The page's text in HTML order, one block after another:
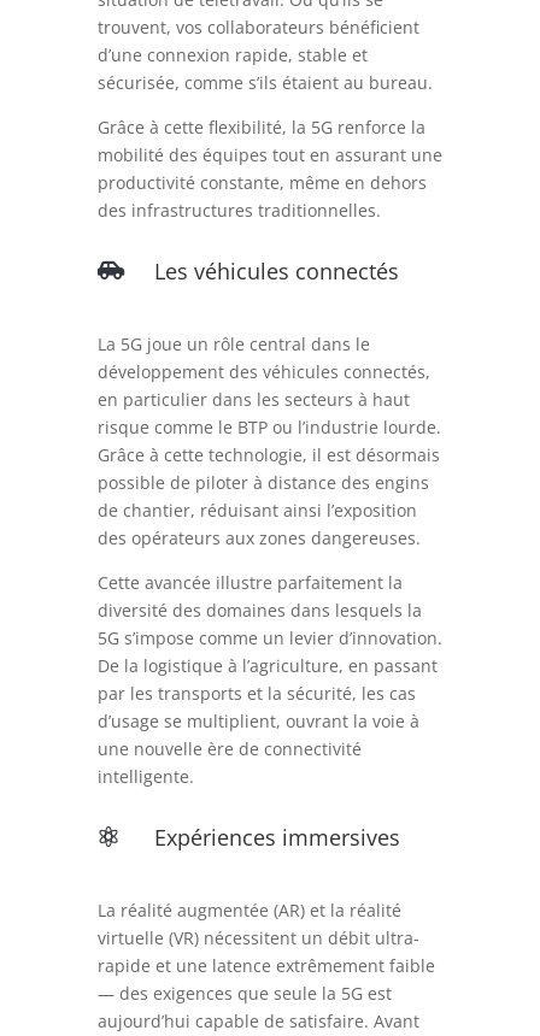
trouvent, vos collaborateurs bénéficient
d’une connexion rapide, stable et
sécurisée, comme s’ils étaient au bureau.
Grâce à cette flexibilité, la 5G renforce la
mobilité des équipes tout en assurant une
productivité constante, même en dehors
des infrastructures traditionnelles.
 Les véhicules connectés
La 5G joue un rôle central dans le
développement des véhicules connectés,
en particulier dans les secteurs à haut
risque comme le BTP ou l’industrie lourde.
Grâce à cette technologie, il est désormais
possible de piloter à distance des engins
de chantier, réduisant ainsi l’exposition
des opérateurs aux zones dangereuses.
Cette avancée illustre parfaitement la
diversité des domaines dans lesquels la
5G s’impose comme un levier d’innovation.
De la logistique à l’agriculture, en passant
par les transports et la sécurité, les cas
d’usage se multiplient, ouvrant la voie à
une nouvelle ère de connectivité
intelligente.
 Expériences immersives
La réalité augmentée (AR) et la réalité
virtuelle (VR) nécessitent un débit ultra-
rapide et une latence extrêmement faible
— des exigences que seule la 5G est
aujourd’hui capable de satisfaire. Avant